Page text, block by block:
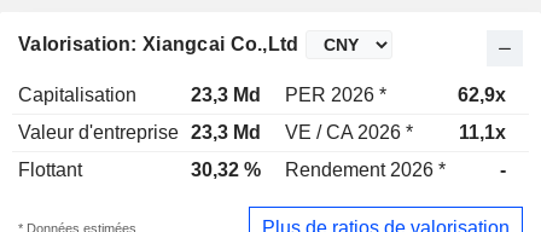
Valorisation: Xiangcai Co.,Ltd
Capitalisation 23,3 Md PER 2026 * 62,9x
Valeur d'entreprise 23,3 Md VE / CA 2026 * 11,1x
Flottant
30,32 % Rendement 2026 * -
* Données estimées Plus de ratios de valorisation